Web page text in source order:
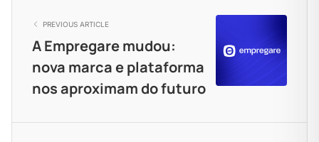
PREVIOUS ARTICLE
A Empregare mudou:
nova marca e plataforma
nos aproximam do futuro